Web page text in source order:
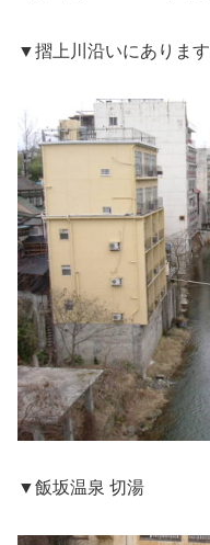
▼摺上川沿いにあります
▼飯坂温泉 切湯